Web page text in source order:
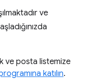
ve
ve posta listemize
katılın.